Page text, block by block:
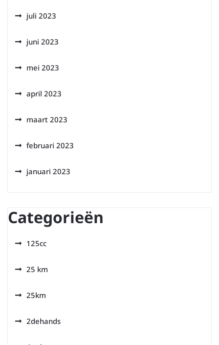
juli 2023
juni 2023
mei 2023
april 2023
maart 2023
februari 2023
januari 2023
Categorieën
125cc
25 km
25km
2dehands